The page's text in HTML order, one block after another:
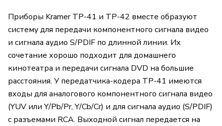
Приборы Kramer TP-41 и TP-42 вместе образуют
систему для передачи компонентного сигнала видео
и сигнала аудио S/PDIF по длинной линии. Их
сочетание хорошо подходит для домашнего
кинотеатра и передачи сигнала DVD на большие
расстояния. У передатчика-кодера TP-41 имеются
входы для аналогового компонентного сигнала видео
(YUV или Y/Pb/Pr, Y/Cb/Cr) и для сигнала аудио (S/PDIF)
с разъемами RCA. Выходной сигнал передается на